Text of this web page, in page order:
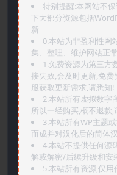
特别提醒:本网站不
下大部分资源包括
新
0.本站为非盈利性网
集、整理、维护网站正
1.免费资源为第三方
接失效,会及时更新,免
服获取更新需求,请悉知!
2.本站所有虚拟数字
所以一经购买,概不退款,
3.本站所有WP主题
而成并对汉化后的简体
4.本站不提供任何源
解或解密/后续升级和安
5.本站所有资源,仅